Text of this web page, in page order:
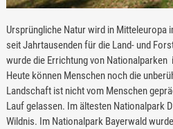
Ursprüngliche Natur wird in Mitteleuropa
seit Jahrtausenden für die Land- und
wurde die Errichtung von Nationalparken
Heute können Menschen noch die
Landschaft ist nicht vom Menschen
Lauf gelassen. Im ältesten Nationalpark
Wildnis. Im Nationalpark Bayerwald